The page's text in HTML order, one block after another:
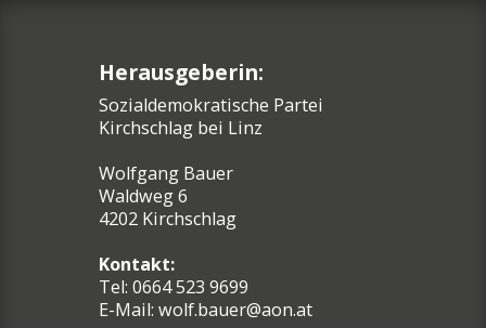
Herausgeberin:
Sozialdemokratische Partei
Kirchschlag bei Linz
Wolfgang Bauer
Waldweg 6
4202 Kirchschlag
Kontakt:
Tel: 0664 523 9699
E-Mail: wolf.bauer@aon.at